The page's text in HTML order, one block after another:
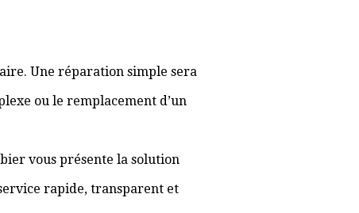
Une réparation simple sera
ou le remplacement d’un
vous présente la solution
rapide, transparent et